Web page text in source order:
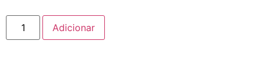
Adicionar